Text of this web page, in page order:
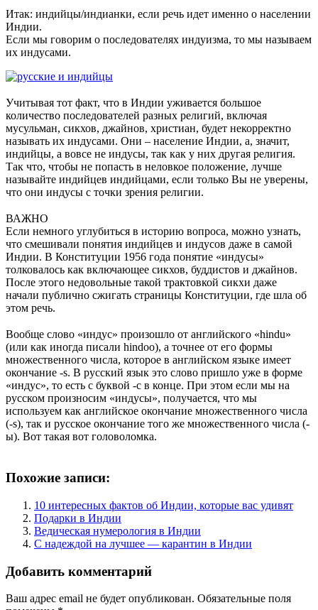
Итак: индийцы/индианки, если речь идет именно о населении
Индии.
Если мы говорим о последователях индуизма, то мы называем
их индусами.
Учитывая тот факт, что в Индии уживается большое
количество последователей разных религий, включая
мусульман, сикхов, джайнов, христиан, будет некорректно
называть их индусами. Они – население Индии, а, значит,
индийцы, а вовсе не индусы, так как у них другая религия.
Так что, чтобы не попасть в неловкое положение, лучше
называйте индийцев индийцами, если только Вы не уверены,
что они индусы с точки зрения религии.
ВАЖНО
Если немного углубиться в историю вопроса, можно узнать,
что смешивали понятия индийцев и индусов даже в самой
Индии. В Конституции 1956 года понятие «индусы»
толковалось как включающее сикхов, буддистов и джайнов.
После этого недовольные такой трактовкой сикхи даже
начали публично сжигать страницы Конституции, где шла об
этом речь.
Вообще слово «индус» произошло от английского «hindu»
(или как иногда писали hindoo), а точнее от его формы
множественного числа, которое в английском языке имеет
окончание -s. В русский язык это слово пришло уже в форме
«индус», то есть с буквой -с в конце. При этом если мы на
русском произносим «индусы», получается, что мы
используем как английское окончание множественного числа
(-s), так и русское окончание того же множественного числа (-
ы). Вот такая вот головоломка.
Похожие записи:
10 интересных фактов об Индии, которые вас удивят
Подарки в Индии
Ведическая нумерология в Индии
С надеждой на лучшее — карантин в Индии
Добавить комментарий
Ваш адрес email не будет опубликован. Обязательные поля